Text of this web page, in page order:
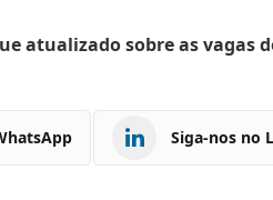
atualizado sobre as vagas
Siga-nos no